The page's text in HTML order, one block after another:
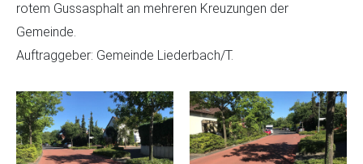
rotem Gussasphalt an mehreren Kreuzungen der
Gemeinde.
Auftraggeber: Gemeinde Liederbach/T.